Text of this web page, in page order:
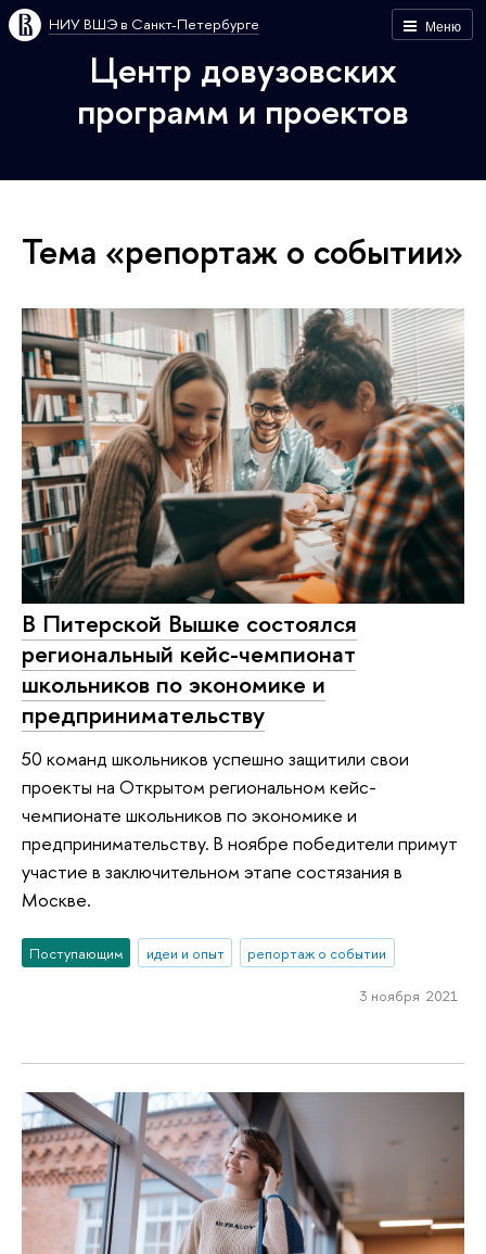
Меню
НИУ ВШЭ в Санкт-Петербурге
Центр довузовских
программ и проектов
Тема «репортаж о событии»
В Питерской Вышке состоялся
региональный кейс-чемпионат
школьников по экономике и
предпринимательству
50 команд школьников успешно защитили свои
проекты на Открытом региональном кейс-
чемпионате школьников по экономике и
предпринимательству. В ноябре победители примут
участие в заключительном этапе состязания в
Москве.
Поступающим идеи и опыт репортаж о событии
3 ноября 2021